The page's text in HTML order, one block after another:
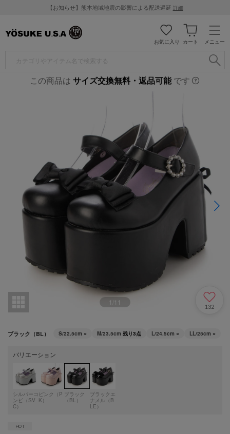
【お知らせ】熊本地域地震の影響による配送遅延 詳細
メニュー
カート
お気に入り
この商品は サイズ交換無料・返品可能です
1/11
132
ブラック（BL） S/22.5cm ○ M/23.5cm 残り3点 L/24.5cm ○ LL/25cm ○
バリエーション
シルバーコ
ンビ（SV
C）
ピンク（P
K）
ブラック
（BL）
ブラックエ
ナメル（B
LE）